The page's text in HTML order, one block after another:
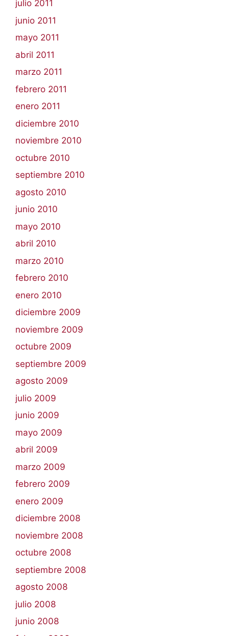
julio 2011
junio 2011
mayo 2011
abril 2011
marzo 2011
febrero 2011
enero 2011
diciembre 2010
noviembre 2010
octubre 2010
septiembre 2010
agosto 2010
junio 2010
mayo 2010
abril 2010
marzo 2010
febrero 2010
enero 2010
diciembre 2009
noviembre 2009
octubre 2009
septiembre 2009
agosto 2009
julio 2009
junio 2009
mayo 2009
abril 2009
marzo 2009
febrero 2009
enero 2009
diciembre 2008
noviembre 2008
octubre 2008
septiembre 2008
agosto 2008
julio 2008
junio 2008